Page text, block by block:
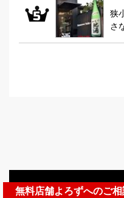
狭
さ
無料店舗よろずへのご相